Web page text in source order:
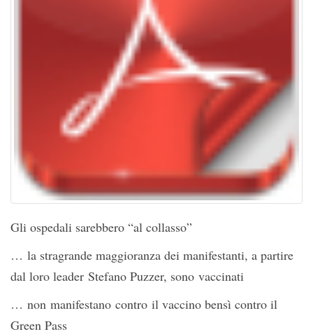
Gli ospedali sarebbero “al collasso”
… la stragrande maggioranza dei manifestanti, a partire
dal loro leader Stefano Puzzer, sono vaccinati
… non manifestano contro il vaccino bensì contro il
Green Pass